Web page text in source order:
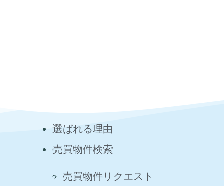
選ばれる理由
売買物件検索
売買物件リクエスト